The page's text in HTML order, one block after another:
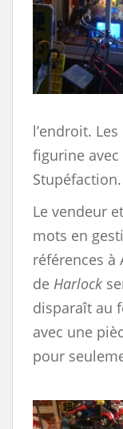
l’endroit.
figurine avec
Stupéfaction.
Le vendeur
mots en
références à
de Harlock
disparaît au
avec une
pour